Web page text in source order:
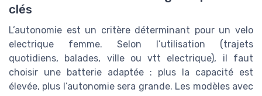
clés
L’autonomie est un critère déterminant pour un velo
electrique femme. Selon l’utilisation (trajets
quotidiens, balades, ville ou vtt electrique), il faut
choisir une batterie adaptée : plus la capacité est
élevée, plus l’autonomie sera grande. Les modèles avec